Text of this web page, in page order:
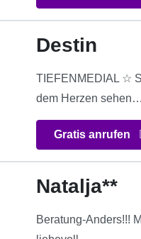
Destin
TIEFENMEDIAL ☆
dem Herzen
Gratis anrufen
Natalja**
Beratung-Anders!!!